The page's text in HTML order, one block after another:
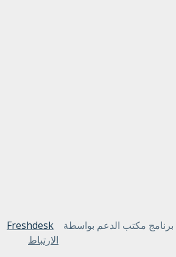
برنامج مكتب الدعم بواسطة Freshdesk
الارتباط